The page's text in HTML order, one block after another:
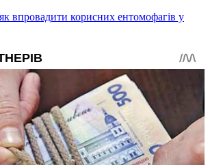
як впровадити корисних ентомофагів у